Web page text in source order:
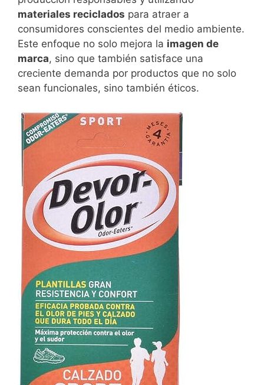
materiales reciclados para atraer a
consumidores conscientes del medio ambiente.
Este enfoque no solo mejora la imagen de
marca, sino que también satisface una
creciente demanda por productos que no solo
sean funcionales, sino también éticos.